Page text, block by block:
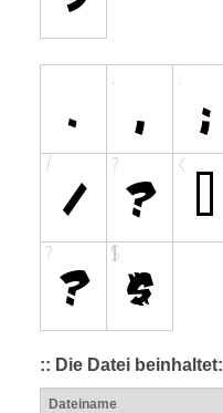
:: Die Datei beinhaltet:
Dateiname